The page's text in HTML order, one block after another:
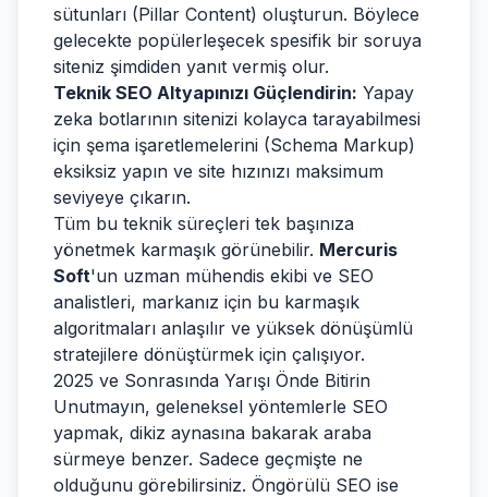
sütunları (Pillar Content) oluşturun. Böylece
gelecekte popülerleşecek spesifik bir soruya
siteniz şimdiden yanıt vermiş olur.
Teknik SEO Altyapınızı Güçlendirin: Yapay
zeka botlarının sitenizi kolayca tarayabilmesi
için şema işaretlemelerini (Schema Markup)
eksiksiz yapın ve site hızınızı maksimum
seviyeye çıkarın.
Tüm bu teknik süreçleri tek başınıza
yönetmek karmaşık görünebilir. Mercuris
Soft'un uzman mühendis ekibi ve SEO
analistleri, markanız için bu karmaşık
algoritmaları anlaşılır ve yüksek dönüşümlü
stratejilere dönüştürmek için çalışıyor.
2025 ve Sonrasında Yarışı Önde Bitirin
Unutmayın, geleneksel yöntemlerle SEO
yapmak, dikiz aynasına bakarak araba
sürmeye benzer. Sadece geçmişte ne
olduğunu görebilirsiniz. Öngörülü SEO ise